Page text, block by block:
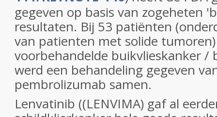
gegeven op basis van zogeheten
resultaten. Bij 53 patiënten
van patienten met solide
voorbehandelde buikvlieskanker /
werd een behandeling gegeven
pembrolizumab samen.
Lenvatinib ((LENVIMA) gaf al